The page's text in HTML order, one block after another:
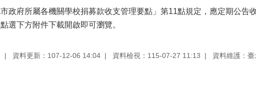
政府所屬各機關學校捐募款收支管理要點」第11點規定，應定期公告
選下方附件下載開啟即可瀏覽。
資料更新：107-12-06 14:04 資料檢視：115-07-27 11:13 資料維護：